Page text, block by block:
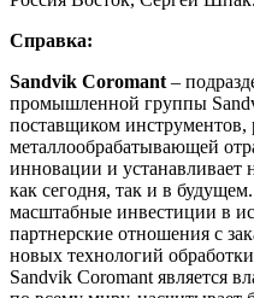
Справка:
Sandvik Coromant ‒
промышленной группы
поставщиком инструментов,
металлообрабатывающей
инновации и устанавливает
как сегодня, так и в
масштабные инвестиции в
партнерские отношения с
новых технологий
Sandvik Coromant является